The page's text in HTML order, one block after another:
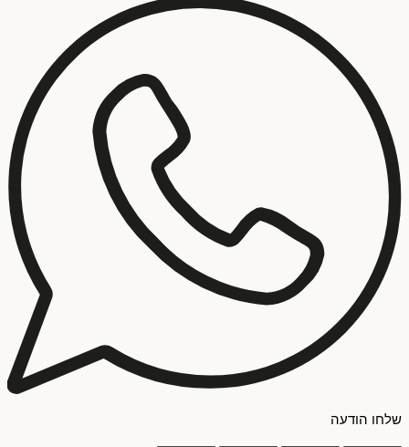
שלחו הודעה